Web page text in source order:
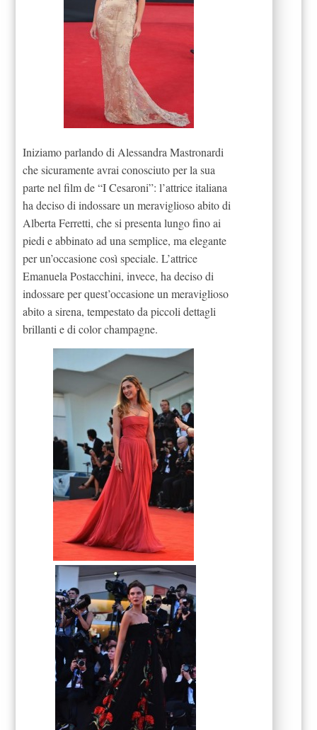
Iniziamo parlando di Alessandra Mastronardi
che sicuramente avrai conosciuto per la sua
parte nel film de “I Cesaroni”: l’attrice italiana
ha deciso di indossare un meraviglioso abito di
Alberta Ferretti, che si presenta lungo fino ai
piedi e abbinato ad una semplice, ma elegante
per un’occasione così speciale. L’attrice
Emanuela Postacchini, invece, ha deciso di
indossare per quest’occasione un meraviglioso
abito a sirena, tempestato da piccoli dettagli
brillanti e di color champagne.